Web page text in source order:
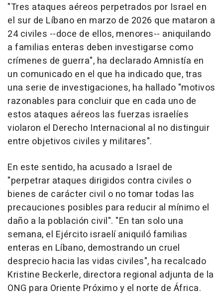
"Tres ataques aéreos perpetrados por Israel en
el sur de Líbano en marzo de 2026 que mataron a
24 civiles --doce de ellos, menores-- aniquilando
a familias enteras deben investigarse como
crímenes de guerra", ha declarado Amnistía en
un comunicado en el que ha indicado que, tras
una serie de investigaciones, ha hallado "motivos
razonables para concluir que en cada uno de
estos ataques aéreos las fuerzas israelíes
violaron el Derecho Internacional al no distinguir
entre objetivos civiles y militares".
En este sentido, ha acusado a Israel de
"perpetrar ataques dirigidos contra civiles o
bienes de carácter civil o no tomar todas las
precauciones posibles para reducir al mínimo el
daño a la población civil". "En tan solo una
semana, el Ejército israelí aniquiló familias
enteras en Líbano, demostrando un cruel
desprecio hacia las vidas civiles", ha recalcado
Kristine Beckerle, directora regional adjunta de la
ONG para Oriente Próximo y el norte de África.